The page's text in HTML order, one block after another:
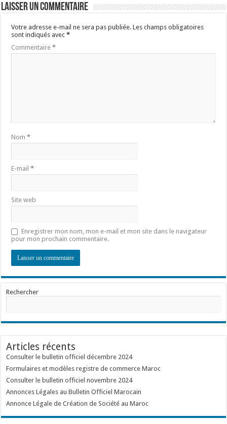
Laisser un commentaire
Votre adresse e-mail ne sera pas publiée. Les champs obligatoires
sont indiqués avec*
Commentaire*
Nom*
E-mail*
Site web
Enregistrer mon nom, mon e-mail et mon site dans le navigateur
pour mon prochain commentaire.
Rechercher
Articles récents
Consulter le bulletin officiel décembre 2024
Formulaires et modèles registre de commerce Maroc
Consulter le bulletin officiel novembre 2024
Annonces Légales au Bulletin Officiel Marocain
Annonce Légale de Création de Société au Maroc